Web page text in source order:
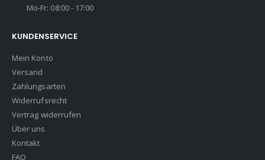
Mo-Fr: 08:00 - 17:00
KUNDENSERVICE
Mein Konto
Versand
Zahlungsarten
Widerrufsrecht
Vertrag widerrufen
Über uns
Kontakt
FAQ